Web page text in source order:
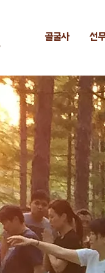
골굴사 선